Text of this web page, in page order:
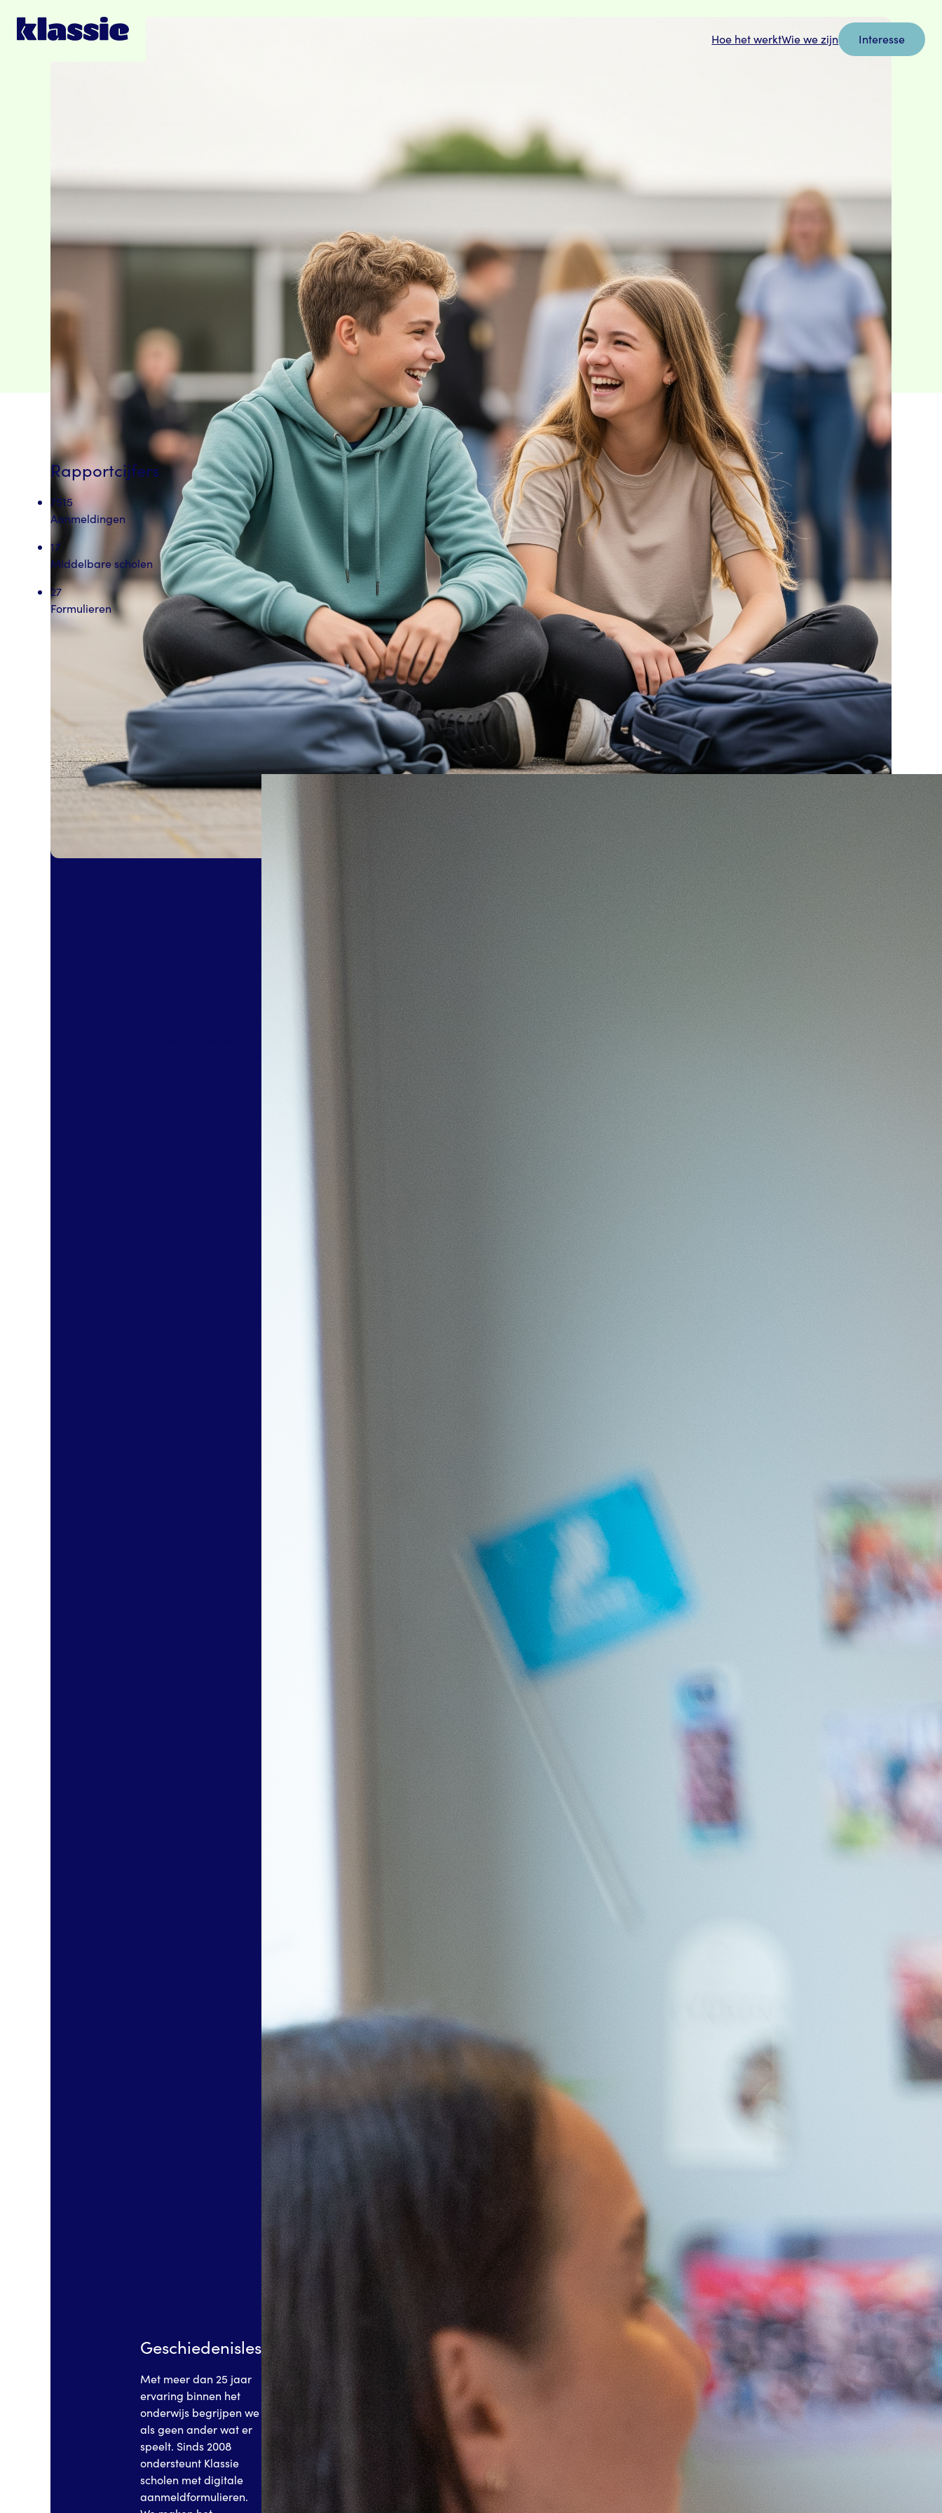
Hoe het werktWie we zijn Interesse
Klassie is er voor scholen die het aanmeldproces slimmer,
overzichtelijker en gebruiksvriendelijker willen maken. Met
toegankelijke oplossing waarmee administratieve afdelingen
het aanmeldproces eenvoudig kunnen stroomlijnen. Ouders of
Rapportcijfers
7515
Aanmeldingen
17
Middelbare scholen
27
Formulieren
Geschiedenisles
Met meer dan 25 jaar
ervaring binnen het
onderwijs begrijpen we
als geen ander wat er
speelt. Sinds 2008
ondersteunt Klassie
scholen met digitale
aanmeldformulieren.